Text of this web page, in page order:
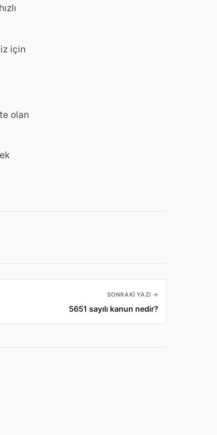
için
olan
SONRAKI YAZI →
5651 sayılı kanun nedir?